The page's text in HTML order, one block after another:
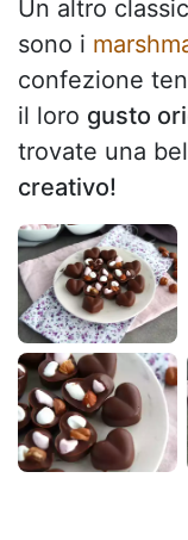
Un altro
sono i
confezione
il loro gusto
trovate una
creativo!